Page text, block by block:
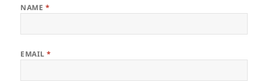
NAME *
EMAIL*